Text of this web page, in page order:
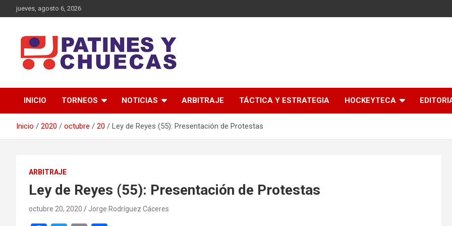
Saltar
al
jueves, agosto 6, 2026
Patines y Chuecas
INICIO TORNEOS NOTICIAS ARBITRAJE TÁCTICA Y ESTRATEGIA HOCKEYTECA
Inicio 2020 octubre 20 Ley de Reyes (55): Presentación de Protestas
ARBITRAJE
Ley de Reyes (55): Presentación de Protestas
octubre 20, 2020 Jorge Rodríguez Cáceres